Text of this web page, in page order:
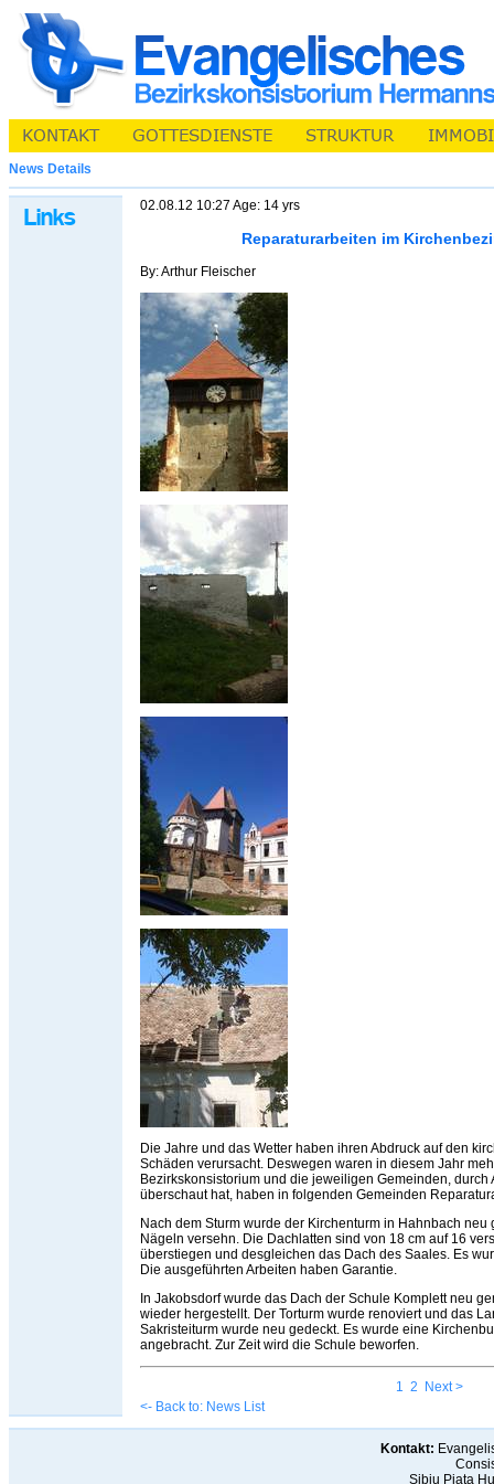
News Details
02.08.12 10:27 Age: 14 yrs
Reparaturarbeiten im
By: Arthur Fleischer
Die Jahre und das Wetter haben ihren Abdruck auf den
Schäden verursacht. Deswegen waren in diesem Jahr
Bezirkskonsistorium und die jeweiligen Gemeinden, durch
überschaut hat, haben in folgenden Gemeinden
Nach dem Sturm wurde der Kirchenturm in Hahnbach neu
Nägeln versehn. Die Dachlatten sind von 18 cm auf 16
überstiegen und desgleichen das Dach des Saales. Es
Die ausgeführten Arbeiten haben Garantie.
In Jakobsdorf wurde das Dach der Schule Komplett neu
wieder hergestellt. Der Torturm wurde renoviert und das
Sakristeiturm wurde neu gedeckt. Es wurde eine
angebracht. Zur Zeit wird die Schule beworfen.
1 2
Next >
<- Back to: News List
Kontakt:
Sibiu Piaţa